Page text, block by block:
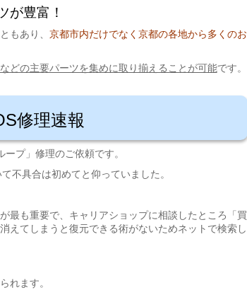
が豊富！
もあり、 京都市内だけでなく京都の各地から多くのお
どの主要パーツを集めに取り揃えることが可能です。
修理速報
プ」修理のご依頼です。
不具合は初めてと仰っていました。
最も重要で、キャリアショップに相談したところ「買
えてしまうと復元できる術がないためネットで検索し
れます。